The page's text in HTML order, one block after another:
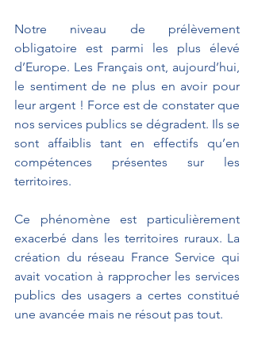
Notre niveau de prélèvement
obligatoire est parmi les plus élevé
d’Europe. Les Français ont, aujourd’hui,
le sentiment de ne plus en avoir pour
leur argent ! Force est de constater que
nos services publics se dégradent. Ils se
sont affaiblis tant en effectifs qu’en
compétences présentes sur les
territoires.
Ce phénomène est particulièrement
exacerbé dans les territoires ruraux. La
création du réseau France Service qui
avait vocation à rapprocher les services
publics des usagers a certes constitué
une avancée mais ne résout pas tout.